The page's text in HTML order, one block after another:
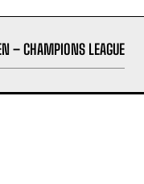
– CHAMPIONS LEAGUE